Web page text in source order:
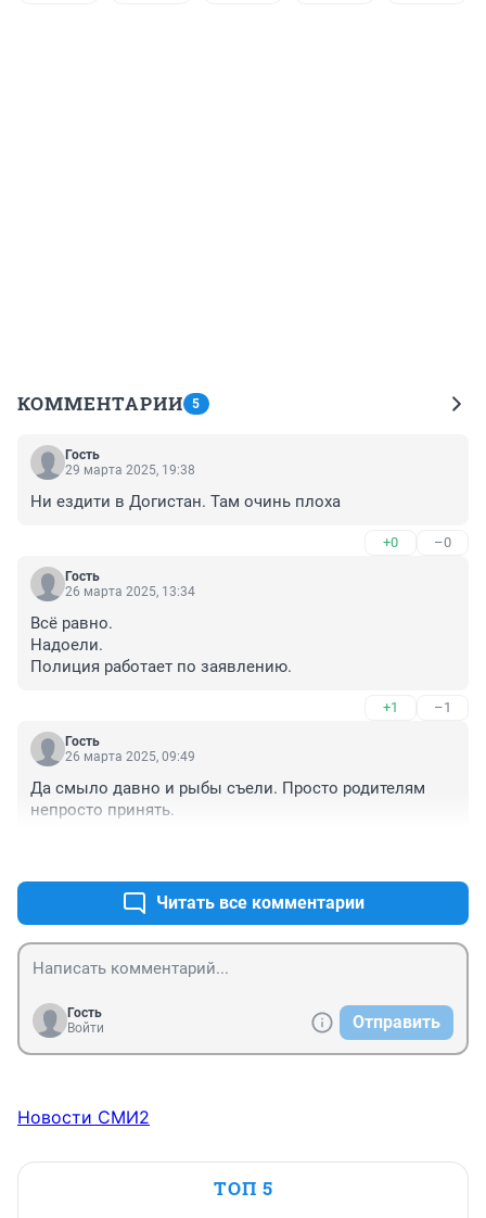
КОММЕНТАРИИ 5
Гость
29 марта 2025, 19:38
Ни ездити в Догистан. Там очинь плоха
+0 –0
Гость
26 марта 2025, 13:34
Всё равно.
Надоели.
Полиция работает по заявлению.
+1 –1
Гость
26 марта 2025, 09:49
Да смыло давно и рыбы съели. Просто родителям
непросто принять.
Читать все комментарии
Гость
Войти
Отправить
Новости СМИ2
ТОП 5